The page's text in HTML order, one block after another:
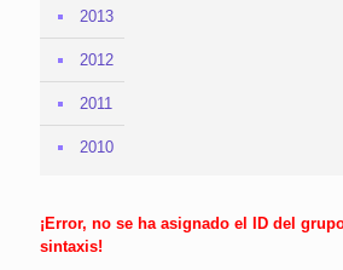
2013
2012
2011
2010
¡Error, no se ha asignado el ID del
sintaxis!